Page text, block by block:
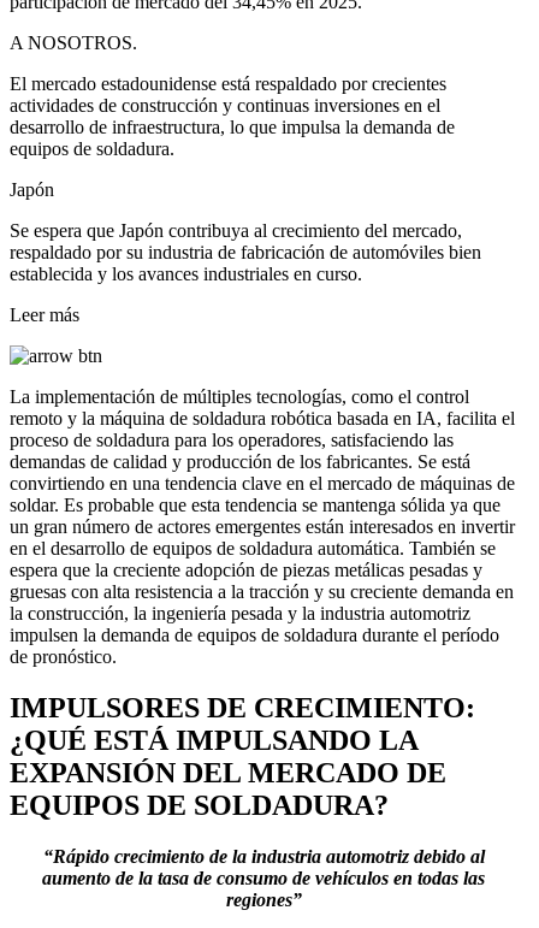
A NOSOTROS.
El mercado estadounidense está respaldado por crecientes
actividades de construcción y continuas inversiones en el
desarrollo de infraestructura, lo que impulsa la demanda de
equipos de soldadura.
Japón
Se espera que Japón contribuya al crecimiento del mercado,
respaldado por su industria de fabricación de automóviles bien
establecida y los avances industriales en curso.
Leer más
La implementación de múltiples tecnologías, como el control
remoto y la máquina de soldadura robótica basada en IA, facilita el
proceso de soldadura para los operadores, satisfaciendo las
demandas de calidad y producción de los fabricantes. Se está
convirtiendo en una tendencia clave en el mercado de máquinas de
soldar. Es probable que esta tendencia se mantenga sólida ya que
un gran número de actores emergentes están interesados ​​en invertir
en el desarrollo de equipos de soldadura automática. También se
espera que la creciente adopción de piezas metálicas pesadas y
gruesas con alta resistencia a la tracción y su creciente demanda en
la construcción, la ingeniería pesada y la industria automotriz
impulsen la demanda de equipos de soldadura durante el período
de pronóstico.
IMPULSORES DE CRECIMIENTO:
¿QUÉ ESTÁ IMPULSANDO LA
EXPANSIÓN DEL MERCADO DE
EQUIPOS DE SOLDADURA?
“Rápido crecimiento de la industria automotriz debido al
aumento de la tasa de consumo de vehículos en todas las
regiones”